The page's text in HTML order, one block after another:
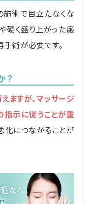
術で目立たなくな
硬く盛り上がった瘢
術が必要です。
？
ますが、マッサージ
示に従うことが重
化につながることが